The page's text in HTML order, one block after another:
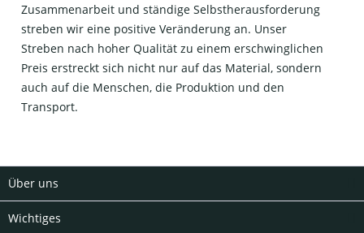
Zusammenarbeit und ständige Selbstherausforderung
streben wir eine positive Veränderung an. Unser
Streben nach hoher Qualität zu einem erschwinglichen
Preis erstreckt sich nicht nur auf das Material, sondern
auch auf die Menschen, die Produktion und den
Transport.
Über uns
Wichtiges